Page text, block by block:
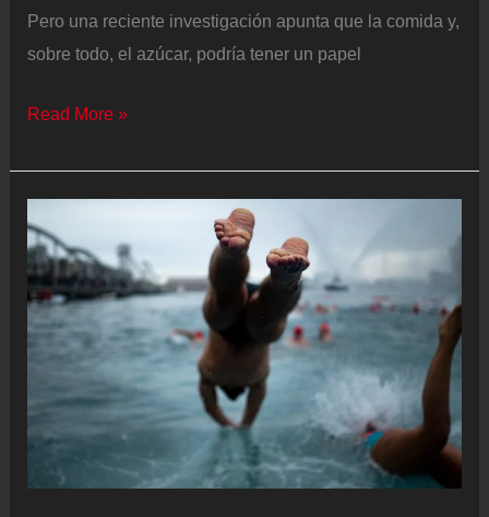
Pero una reciente investigación apunta que la comida y,
sobre todo, el azúcar, podría tener un papel
El
y
memoria
están
conectados:
francés
apunta
Read More »